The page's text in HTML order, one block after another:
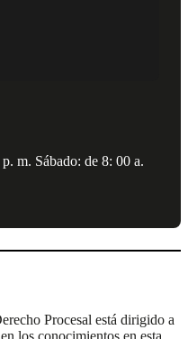
m. Sábado: de 8: 00 a.
Procesal está dirigido a